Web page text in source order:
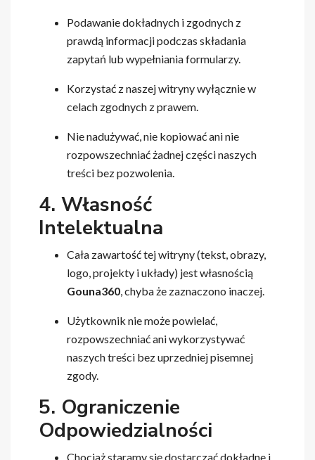
Podawanie dokładnych i zgodnych z
prawdą informacji podczas składania
zapytań lub wypełniania formularzy.
Korzystać z naszej witryny wyłącznie w
celach zgodnych z prawem.
Nie nadużywać, nie kopiować ani nie
rozpowszechniać żadnej części naszych
treści bez pozwolenia.
4. Własność
Intelektualna
Cała zawartość tej witryny (tekst, obrazy,
logo, projekty i układy) jest własnością
Gouna360, chyba że zaznaczono inaczej.
Użytkownik nie może powielać,
rozpowszechniać ani wykorzystywać
naszych treści bez uprzedniej pisemnej
zgody.
5. Ograniczenie
Odpowiedzialności
Chociaż staramy się dostarczać dokładne i